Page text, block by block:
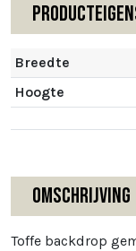
Breedte
Hoogte
Omschrijving
Toffe backdrop